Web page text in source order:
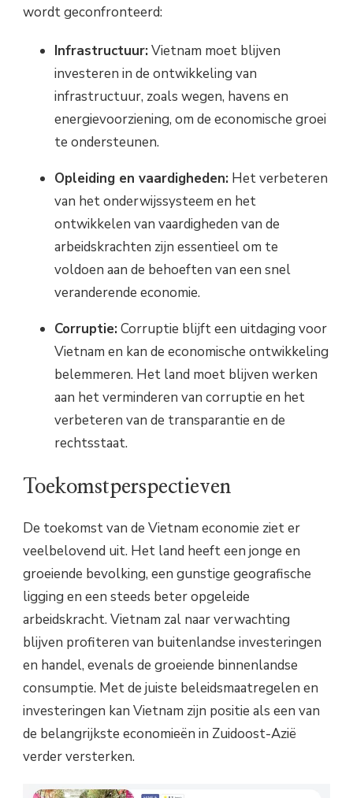
wordt geconfronteerd:
Infrastructuur:Vietnam moet blijven
investeren in de ontwikkeling van
infrastructuur, zoals wegen, havens en
energievoorziening, om de economische groei
te ondersteunen.
Opleiding en vaardigheden: Het verbeteren
van het onderwijssysteem en het
ontwikkelen van vaardigheden van de
arbeidskrachten zijn essentieel om te
voldoen aan de behoeften van een snel
veranderende economie.
Corruptie:Corruptie blijft een uitdaging voor
Vietnam en kan de economische ontwikkeling
belemmeren. Het land moet blijven werken
aan het verminderen van corruptie en het
verbeteren van de transparantie en de
rechtsstaat.
Toekomstperspectieven
De toekomst van de Vietnam economie ziet er
veelbelovend uit. Het land heeft een jonge en
groeiende bevolking, een gunstige geografische
ligging en een steeds beter opgeleide
arbeidskracht. Vietnam zal naar verwachting
blijven profiteren van buitenlandse investeringen
en handel, evenals de groeiende binnenlandse
consumptie. Met de juiste beleidsmaatregelen en
investeringen kan Vietnam zijn positie als een van
de belangrijkste economieën in Zuidoost-Azië
verder versterken.